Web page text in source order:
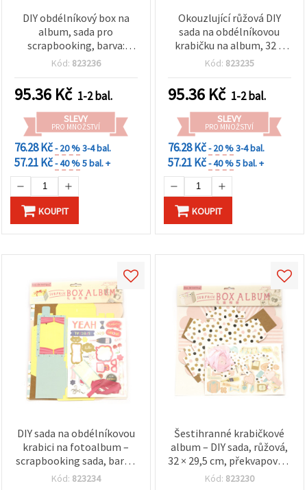
DIY obdélníkový box na
album, sada pro
scrapbooking, barva:
oranžová, velikost: 32 ×
Kód: 823236
95.36 Kč 1-2 bal.
SLEVY
PRO MNOŽSTVÍ
76.28 Kč- 20 %3-4 bal.
57.21 Kč- 40 %5 bal. +
KOUPIT
Okouzlující růžová DIY
sada na obdélníkovou
krabičku na album, 32 ×
24,5 cm – kreativní
personalizovaných
fotoalb
Kód: 823235
95.36 Kč 1-2 bal.
SLEVY
PRO MNOŽSTVÍ
76.28 Kč- 20 %3-4 bal.
57.21 Kč- 40 %5 bal. +
KOUPIT
DIY sada na obdélníkovou
krabici na fotoalbum –
scrapbooking sada, barva:
žlutá, 32 × 24,5 cm
Kód: 823234
Šestihranné krabičkové
album – DIY sada, růžová,
32 × 29,5 cm, překvapovací
papírová dárková
Kód: 823230